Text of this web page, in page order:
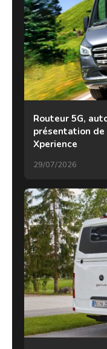
Routeur 5G,
présentation de
Xperience
29/07/2026